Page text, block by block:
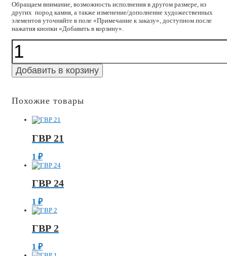
Обращаем внимание, возможность исполнения в другом размере, из
других пород камня, а также изменение/дополнение художественных
элементов уточняйте в поле «Примечание к заказу», доступном после
нажатия кнопки «Добавить в корзину».
Количество
ГВР
46
Добавить в корзину
Похожие товары
ГВР 21
1 ₽
ГВР 24
1 ₽
ГВР 2
1 ₽